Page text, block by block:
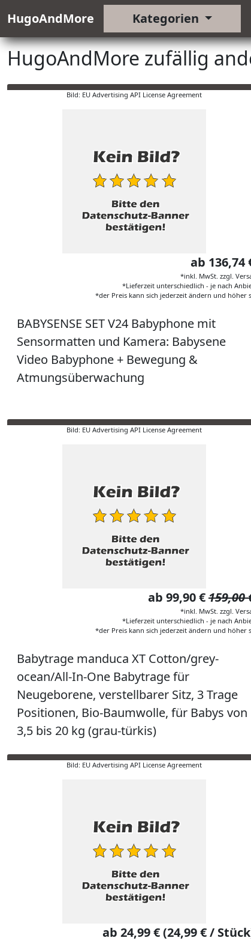
HugoAndMore Kategorien
HugoAndMore zufällig
Bild: EU Advertising API License Agreement
ab 136,74
*inkl. MwSt. zzgl.
*Lieferzeit unterschiedlich - je nach
*der Preis kann sich jederzeit ändern und höher
BABYSENSE SET V24 Babyphone mit
Sensormatten und Kamera: Babysene
Video Babyphone + Bewegung &
Atmungsüberwachung
Bild: EU Advertising API License Agreement
ab 99,90 €159,00
*inkl. MwSt. zzgl.
*Lieferzeit unterschiedlich - je nach
*der Preis kann sich jederzeit ändern und höher
Babytrage manduca XT Cotton/grey-
ocean/All-In-One Babytrage für
Neugeborene, verstellbarer Sitz, 3 Trage
Positionen, Bio-Baumwolle, für Babys von
3,5 bis 20 kg (grau-türkis)
Bild: EU Advertising API License Agreement
ab 24,99 € (24,99 € /